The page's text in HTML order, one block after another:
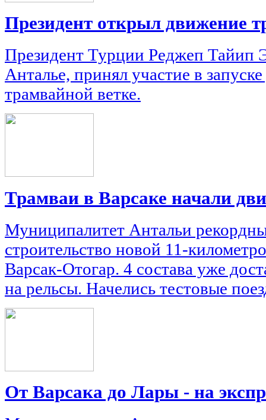
Президент открыл движение
Президент Турции Реджеп Тайип
Анталье, принял участие в
трамвайной ветке.
Трамваи в Варсаке начали
Муниципалитет Антальи
строительство новой 11-
Варсак-Отогар. 4 состава уже
на рельсы. Начелись тестовые
От Варсака до Лары - на